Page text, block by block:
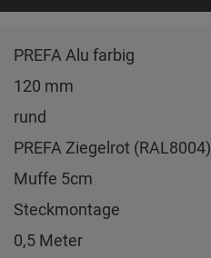
PREFA Alu farbig
120 mm
rund
PREFA Ziegelrot (RAL8004)
Muffe 5cm
Steckmontage
0,5 Meter